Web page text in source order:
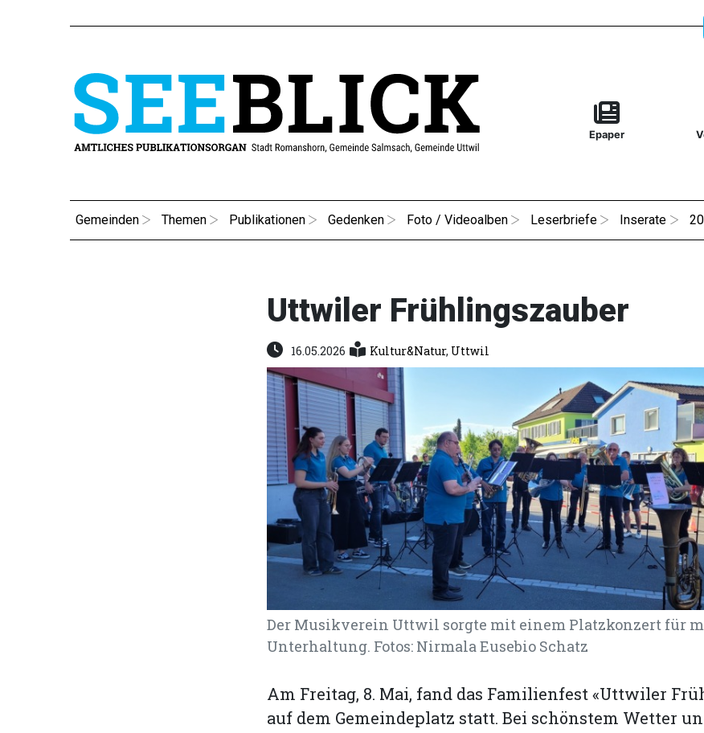
Epaper
Gemeinden Themen Publikationen Gedenken Foto / Videoalben Leserbriefe Inserate
Uttwiler Frühlingszauber
16.05.2026 Kultur&Natur, Uttwil
Der Musikverein Uttwil sorgte mit einem Platzkonzert für
Unterhaltung. Fotos: Nirmala Eusebio Schatz
Am Freitag, 8. Mai, fand das Familienfest «Uttwiler
auf dem Gemeindeplatz statt. Bei schönstem Wetter